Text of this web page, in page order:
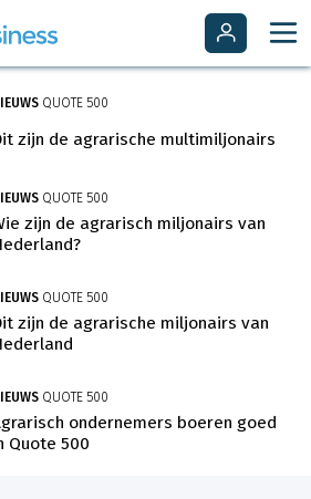
QUOTE 500
zijn de agrarische multimiljonairs
QUOTE 500
zijn de agrarisch miljonairs van
QUOTE 500
zijn de agrarische miljonairs van
QUOTE 500
ondernemers boeren goed
Quote 500